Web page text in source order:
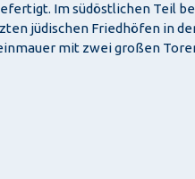
Im südöstlichen Teil
jüdischen Friedhöfen in
mit zwei großen